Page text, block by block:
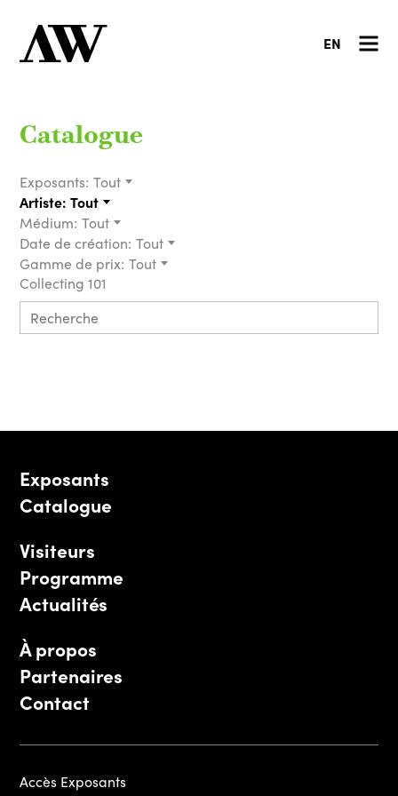
EN
Catalogue
Exposants: Tout
Artiste: Tout
Médium: Tout
Date de création: Tout
Gamme de prix: Tout
Collecting 101
Exposants
Catalogue
Visiteurs
Programme
Actualités
À propos
Partenaires
Contact
Accès Exposants